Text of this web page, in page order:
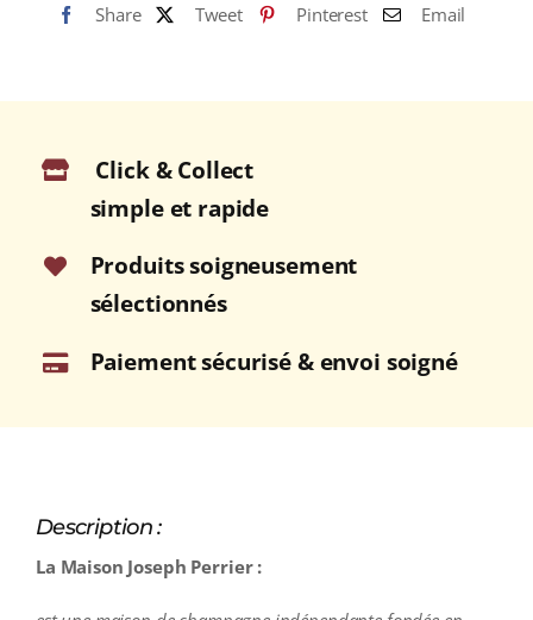
ROYALE"
Brut
75cl
Share
Tweet Pinterest Email
Click & Collect
simple et rapide
Produits soigneusement
sélectionnés
Paiement sécurisé & envoi soigné
Description :
La Maison Joseph Perrier :